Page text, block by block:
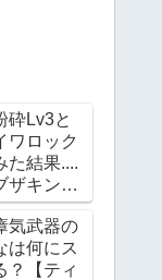
砕Lv3と
ワロック
た結果....
ザキング
気武器の
は何にス
？【ティ